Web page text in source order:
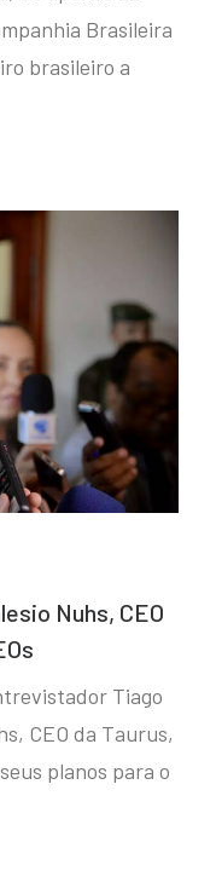
Brasileira
brasileiro a
Nuhs, CEO
Tiago
CEO da Taurus,
planos para o